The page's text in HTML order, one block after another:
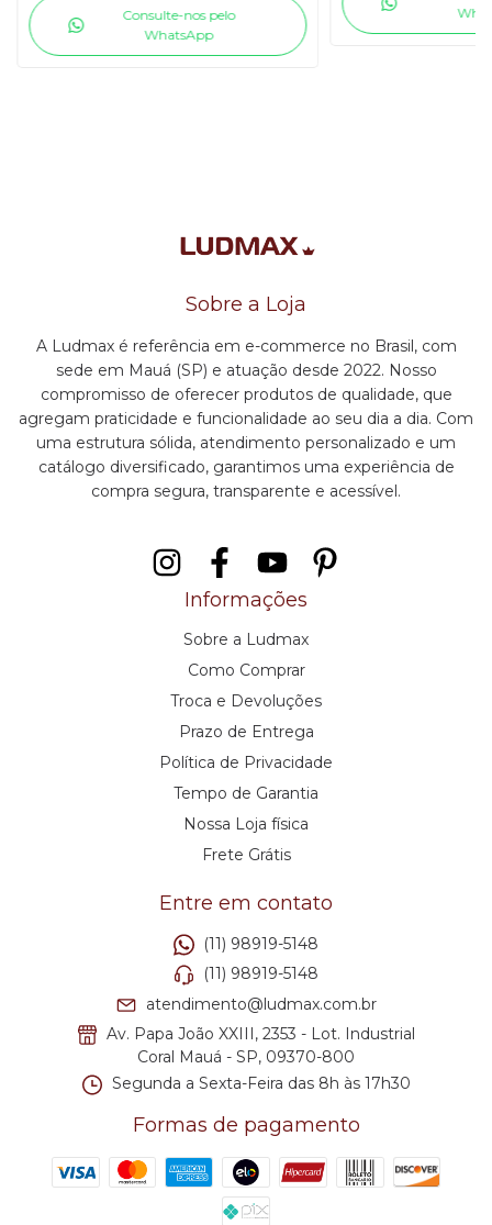
Consulte-nos pelo
WhatsApp
Sobre a Loja
A Ludmax é referência em e-commerce no Brasil, com
sede em Mauá (SP) e atuação desde 2022. Nosso
compromisso de oferecer produtos de qualidade, que
agregam praticidade e funcionalidade ao seu dia a dia. Com
uma estrutura sólida, atendimento personalizado e um
catálogo diversificado, garantimos uma experiência de
compra segura, transparente e acessível.
Informações
Sobre a Ludmax
Como Comprar
Troca e Devoluções
Prazo de Entrega
Política de Privacidade
Tempo de Garantia
Nossa Loja física
Frete Grátis
Entre em contato
(11) 98919-5148
(11) 98919-5148
atendimento@ludmax.com.br
Av. Papa João XXIII, 2353 - Lot. Industrial
Coral Mauá - SP, 09370-800
Segunda a Sexta-Feira das 8h às 17h30
Formas de pagamento